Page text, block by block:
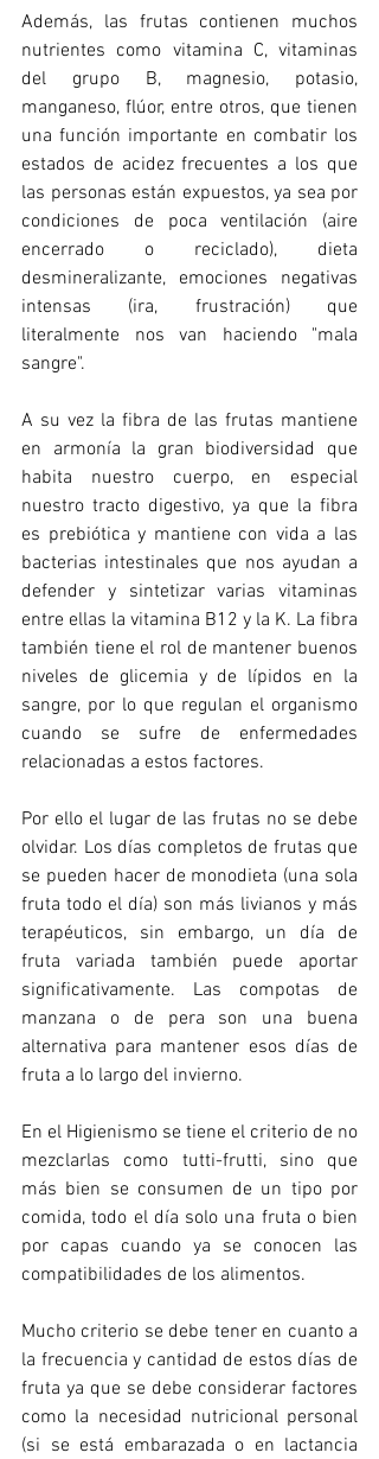
Además, las frutas contienen muchos
nutrientes como vitamina C, vitaminas
del grupo B, magnesio, potasio,
manganeso, flúor, entre otros, que tienen
una función importante en combatir los
estados de acidez frecuentes a los que
las personas están expuestos, ya sea por
condiciones de poca ventilación (aire
encerrado o reciclado), dieta
desmineralizante, emociones negativas
intensas (ira, frustración) que
literalmente nos van haciendo "mala
sangre".
A su vez la fibra de las frutas mantiene
en armonía la gran biodiversidad que
habita nuestro cuerpo, en especial
nuestro tracto digestivo, ya que la fibra
es prebiótica y mantiene con vida a las
bacterias intestinales que nos ayudan a
defender y sintetizar varias vitaminas
entre ellas la vitamina B12 y la K. La fibra
también tiene el rol de mantener buenos
niveles de glicemia y de lípidos en la
sangre, por lo que regulan el organismo
cuando se sufre de enfermedades
relacionadas a estos factores.
Por ello el lugar de las frutas no se debe
olvidar. Los días completos de frutas que
se pueden hacer de monodieta (una sola
fruta todo el día) son más livianos y más
terapéuticos, sin embargo, un día de
fruta variada también puede aportar
significativamente. Las compotas de
manzana o de pera son una buena
alternativa para mantener esos días de
fruta a lo largo del invierno.
En el Higienismo se tiene el criterio de no
mezclarlas como tutti-frutti, sino que
más bien se consumen de un tipo por
comida, todo el día solo una fruta o bien
por capas cuando ya se conocen las
compatibilidades de los alimentos.
Mucho criterio se debe tener en cuanto a
la frecuencia y cantidad de estos días de
fruta ya que se debe considerar factores
como la necesidad nutricional personal
(si se está embarazada o en lactancia